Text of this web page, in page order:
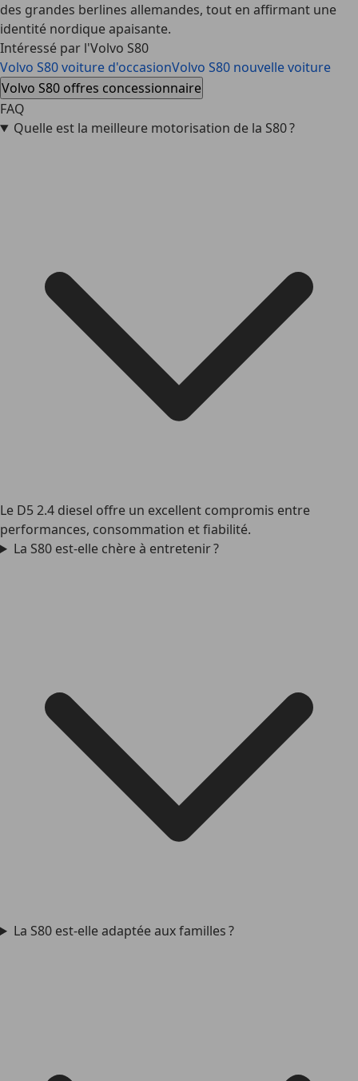
des grandes berlines allemandes, tout en affirmant une
identité nordique apaisante.
Intéressé par l'Volvo S80
Volvo S80 voiture d'occasionVolvo S80 nouvelle voiture
Volvo S80 offres concessionnaire
FAQ
Quelle est la meilleure motorisation de la S80 ?
Le D5 2.4 diesel offre un excellent compromis entre
performances, consommation et fiabilité.
La S80 est-elle chère à entretenir ?
La S80 est-elle adaptée aux familles ?